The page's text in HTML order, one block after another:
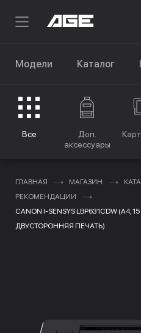
Модели Каталог
Все
Доп.
аксессуары
ГЛАВНАЯ МАГАЗИН
РЕКОМЕНДАЦИИ
CANON I-SENSYS LBP631CDW (A4,
ДВУСТОРОННЯЯ ПЕЧАТЬ)